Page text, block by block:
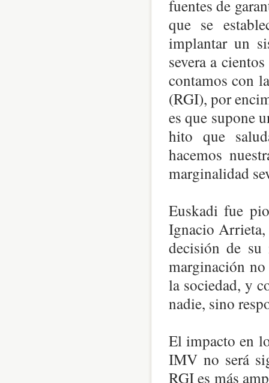
fuentes de
que se
implantar un
severa a
contamos con
(RGI), por
es que supone
hito que
hacemos
marginalidad
Euskadi fue
Ignacio
decisión de su
marginación
la sociedad, y
nadie, sino
El impacto en
IMV no será
RGI es más